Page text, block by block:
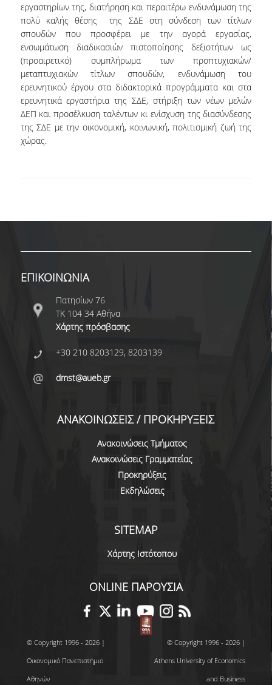
ΟΔΗΓΟΣ ΚΑΙ ΚΑΤΕΥΘΥΝΣΕΙΣ ΣΠΟΥΔΩΝ
ΜΑΘΗΜΑΤΑ ΠΡΟΓΡΑΜΜΑΤΟΣ ΣΠΟΥΔΩΝ
ΜΑΘΗΜΑΤΑ ΕΛΕΥΘΕΡΗΣ ΕΠΙΛΟΓΗΣ ΑΠΟ
ΑΛΛΑ ΤΜΗΜΑΤΑ
ΒΡΑΒΕΙΑ ΕΡΓΑΣΙΩΝ
ΠΡΑΚΤΙΚΗ ΑΣΚΗΣΗ ΚΑΙ ΠΤΥΧΙΑΚΗ ΕΡΓΑΣΙΑ
ΔΙΑΧΕΙΡΙΣΗ ΠΑΡΑΠΟΝΩΝ ΦΟΙΤΗΤΩΝ
ΜΕΤΑΠΤΥΧΙΑΚΕΣ ΣΠΟΥΔΕΣ
ΠΡΟΓΡΑΜΜΑΤΑ ΜΕΤΑΠΤΥΧΙΑΚΩΝ ΣΠΟΥΔΩΝ
ΔΙΔΑΚΤΟΡΙΚΟ ΠΡΟΓΡΑΜΜΑ
ΔΙΔΑΚΤΟΡΕΣ ΤΟΥ ΤΜΗΜΑΤΟΣ
ΥΠΟΨΗΦΙΟΙ ΔΙΔΑΚΤΟΡΕΣ
ΠΡΟΓΡΑΜΜΑ ERASMUS+
ΜΑΘΗΜΑΤΑ ΠΟΥ ΠΡΟΣΦΕΡΕΙ ΤΟ
ΣΥΝΕΡΓΑΖΟΜΕΝΑ ΠΑΝΕΠΙΣΤΗΜΙΑ
ΠΟΛΙΤΙΚΗ ΔΙΑΣΦΑΛΙΣΗΣ ΠΟΙΟΤΗΤΑΣ
εργαστηρίων της, διατήρηση και περαιτέρω ενδυνάμωση της
πολύ καλής θέσης της ΣΔΕ στη σύνδεση των τίτλων
σπουδών που προσφέρει με την αγορά εργασίας,
ενσωμάτωση διαδικασιών πιστοποίησης δεξιοτήτων ως
(προαιρετικό) συμπλήρωμα των προπτυχιακών/
μεταπτυχιακών τίτλων σπουδών, ενδυνάμωση του
ερευνητικού έργου στα διδακτορικά προγράμματα και στα
ερευνητικά εργαστήρια της ΣΔΕ, στήριξη των νέων μελών
ΔΕΠ και προσέλκυση ταλέντων κι ενίσχυση της διασύνδεσης
της ΣΔΕ με την οικονομική, κοινωνική, πολιτισμική ζωή της
χώρας.
ΕΠΙΚΟΙΝΩΝΙΑ
Πατησίων 76
ΤΚ 104 34 Αθήνα
Χάρτης πρόσβασης
+30 210 8203129, 8203139
dmst@aueb.gr
ΑΝΑΚΟΙΝΩΣΕΙΣ / ΠΡΟΚΗΡΥΞΕΙΣ
Ανακοινώσεις Τμήματος
Ανακοινώσεις Γραμματείας
Προκηρύξεις
Εκδηλώσεις
SITEMAP
Χάρτης Ιστότοπου
ONLINE ΠΑΡΟΥΣΙΑ
© Copyright 1996 - 2026 |
Οικονομικό Πανεπιστήμιο
Αθηνών
© Copyright 1996 - 2026 |
Athens University of Economics
and Business